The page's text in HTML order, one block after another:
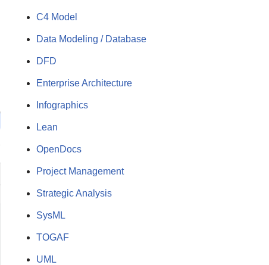
C4 Model
Data Modeling / Database
DFD
Enterprise Architecture
Infographics
Lean
OpenDocs
Project Management
Strategic Analysis
SysML
TOGAF
UML